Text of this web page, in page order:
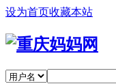
设为首页收藏本站